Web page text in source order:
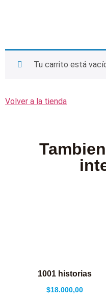
Tu carrito está
Volver a la tienda
1001 historias
$18.000,00